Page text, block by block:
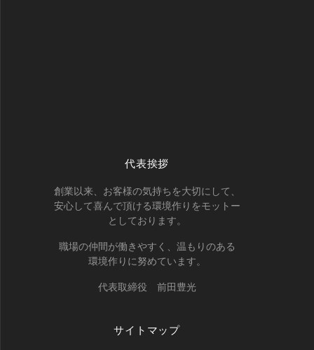
代表挨拶
創業以来、お客様の気持ちを大切にして、
安心して喜んで頂ける環境作りをモットー
としております。
職場の仲間が働きやすく、温もりのある
環境作りに努めています。
代表取締役 前田豊光
サイトマップ